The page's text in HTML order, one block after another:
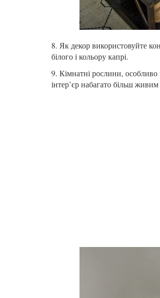
8. Як декор використовуйте
білого і кольору капрі.
9. Кімнатні рослини, особливо
інтер’єр набагато більш